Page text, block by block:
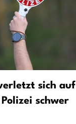
sich auf
schwer